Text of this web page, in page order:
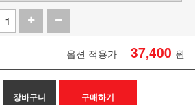
옵션 적용가 37,400 원
장바구니 구매하기